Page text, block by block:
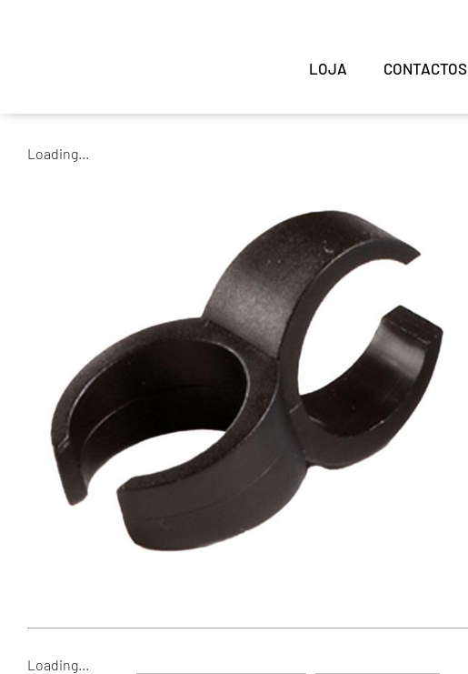
LOJA CONTACTOS
Loading...
Loading...